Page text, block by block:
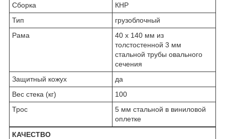
Сборка
КНР
Тип
грузоблочный
Рама
40 х 140 мм из
толстостенной 3 мм
стальной трубы овального
сечения
Защитный кожух
да
Вес стека (кг)
100
Трос
5 мм стальной в виниловой
оплетке
КАЧЕСТВО